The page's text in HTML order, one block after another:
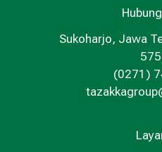
Sukoharjo, Jawa
(0271)